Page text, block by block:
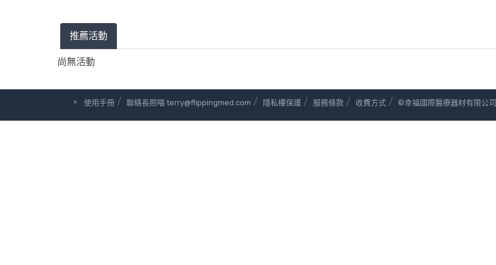
推薦活動
尚無活動
使用手冊 / 聯絡長照喵 terry@flippingmed.com / 隱私權保護 / 服務條款 / 收費方式 / ©幸福國際醫療器材有限公司